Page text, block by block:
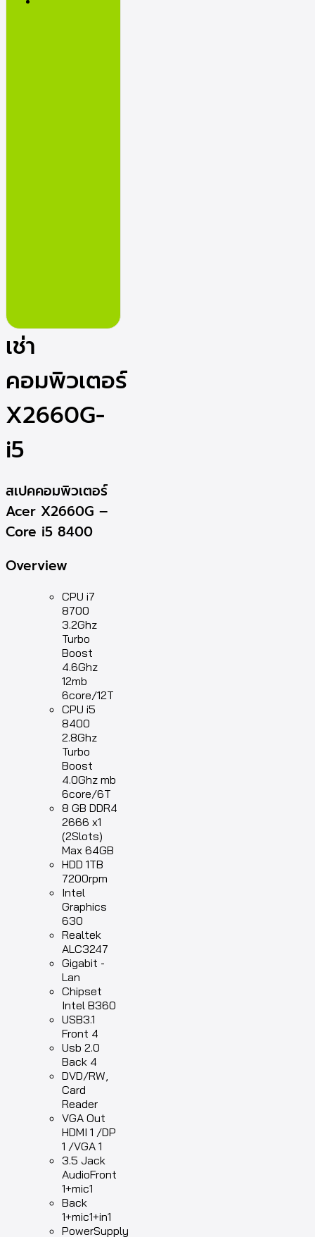
เช่า
คอมพิวเตอร์
X2660G-
i5
สเปคคอมพิวเตอร์
Acer X2660G –
Core i5 8400
Overview
CPU i7
8700
3.2Ghz
Turbo
Boost
4.6Ghz
12mb
6core/12T
CPU i5
8400
2.8Ghz
Turbo
Boost
4.0Ghz mb
6core/6T
8 GB DDR4
2666 x1
(2Slots)
Max 64GB
HDD 1TB
7200rpm
Intel
Graphics
630
Realtek
ALC3247
Gigabit -
Lan
Chipset
Intel B360
USB3.1
Front 4
Usb 2.0
Back 4
DVD/RW,
Card
Reader
VGA Out
HDMI 1 /DP
1 /VGA 1
3.5 Jack
AudioFront
1+mic1
Back
1+mic1+in1
PowerSupply